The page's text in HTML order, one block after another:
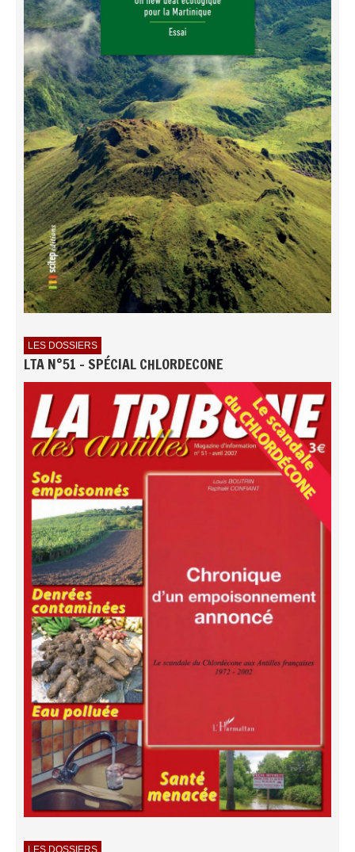
LES DOSSIERS
LTA N°51 - SPÉCIAL CHLORDECONE